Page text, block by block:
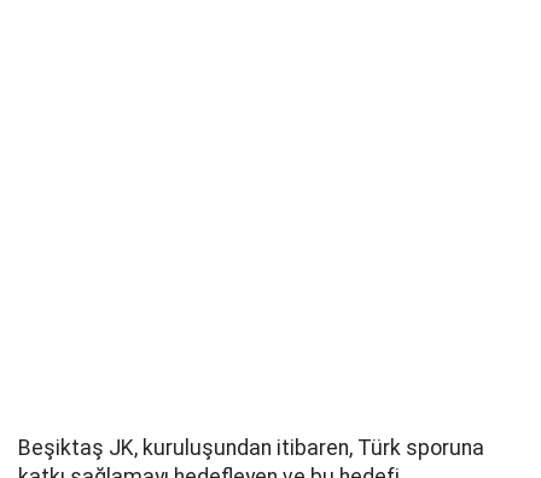
Beşiktaş JK, kuruluşundan itibaren, Türk sporuna